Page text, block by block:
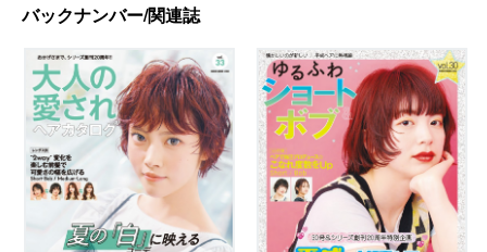
バックナンバー/関連誌